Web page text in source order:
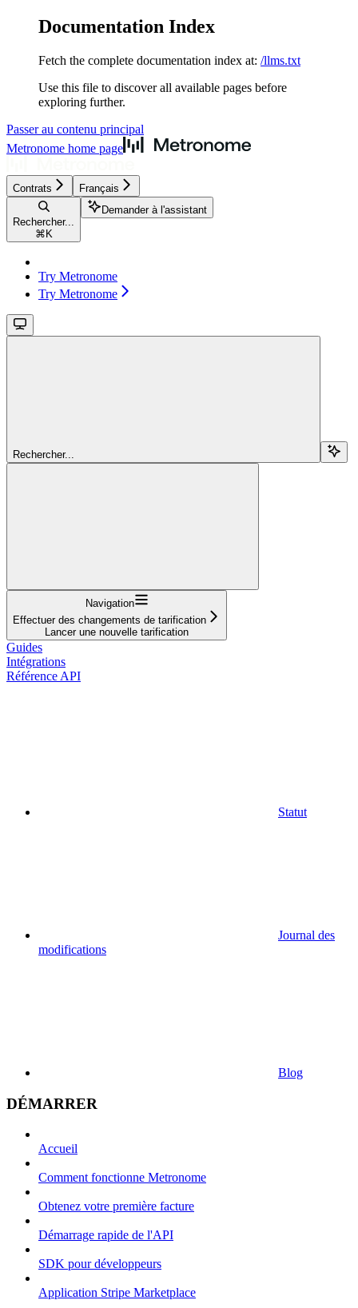
Documentation Index
Fetch the complete documentation index at: /llms.txt
Use this file to discover all available pages before
exploring further.
Passer au contenu principal
Metronome home page
Contrats Français
Rechercher...
⌘ K
Demander à l'assistant
Try Metronome
Try Metronome
Rechercher...
Navigation
Effectuer des changements de tarification
Lancer une nouvelle tarification​
Guides
Intégrations
Référence API
Statut
Journal des
modifications
Blog
DÉMARRER
Accueil
Comment fonctionne Metronome
Obtenez votre première facture
Démarrage rapide de l'API
SDK pour développeurs
Application Stripe Marketplace